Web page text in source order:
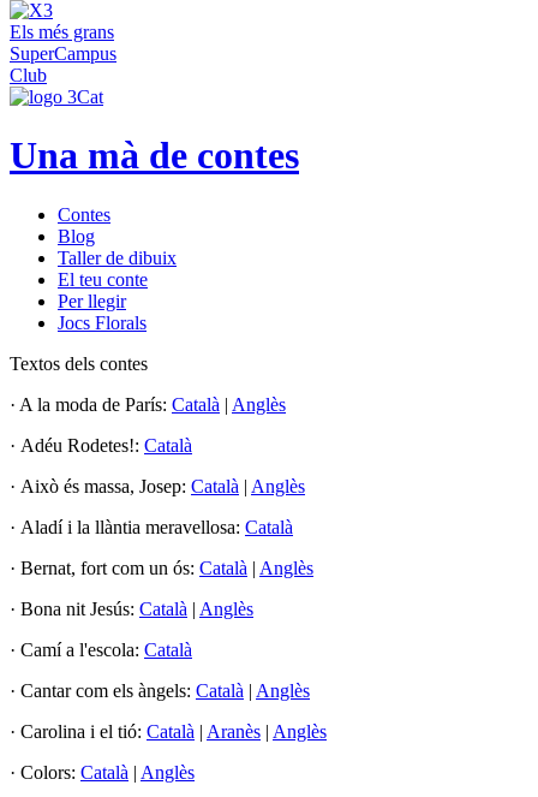
Els més grans
SuperCampus
Club
Una mà de contes
Contes
Blog
Taller de dibuix
El teu conte
Per llegir
Jocs Florals
Textos dels contes
· A la moda de París: Català | Anglès
· Adéu Rodetes!: Català
· Això és massa, Josep: Català | Anglès
· Aladí i la llàntia meravellosa: Català
· Bernat, fort com un ós: Català | Anglès
· Bona nit Jesús: Català | Anglès
· Camí a l'escola: Català
· Cantar com els àngels: Català | Anglès
· Carolina i el tió: Català | Aranès | Anglès
· Colors: Català | Anglès